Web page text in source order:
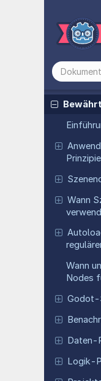
ÜBER
Wann
Wann
Nodes
Godot-
Daten-
Logik-